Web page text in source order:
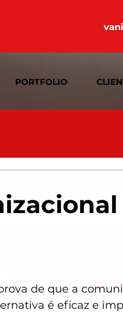
PORTFOLIO
de que a
é eficaz e